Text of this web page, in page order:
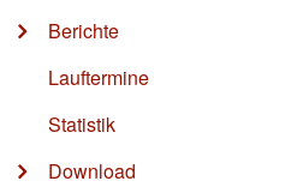
Berichte
Lauftermine
Statistik
Download